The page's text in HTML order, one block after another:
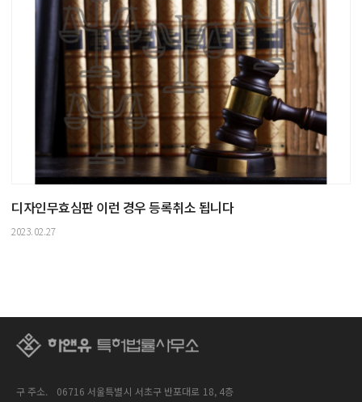
디자인무효심판 이런 경우 등록취소 됩니다
2023.02.27
구 주소. 06716 서울특별시 서초구 반포대로 18, 4층